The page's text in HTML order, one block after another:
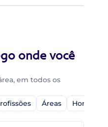
onde você
em todos os
Áreas Home-